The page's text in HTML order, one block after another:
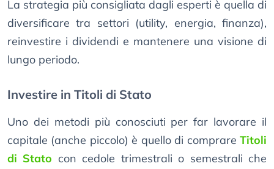
La strategia più consigliata dagli esperti è quella di
diversificare tra settori (utility, energia, finanza),
reinvestire i dividendi e mantenere una visione di
lungo periodo.
Investire in Titoli di Stato
Uno dei metodi più conosciuti per far lavorare il
capitale (anche piccolo) è quello di comprare Titoli
di Stato con cedole trimestrali o semestrali che